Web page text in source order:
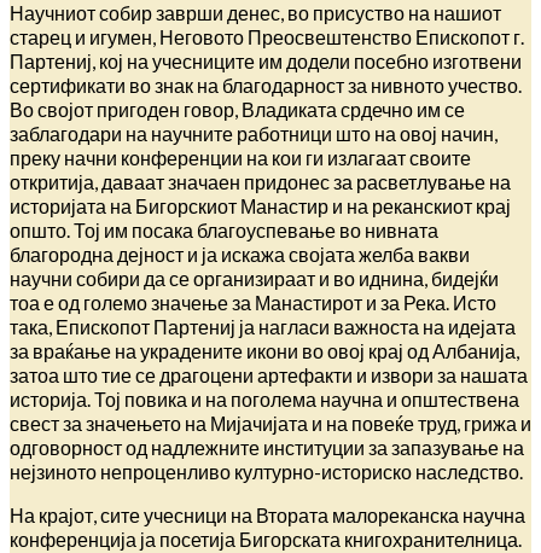
Научниот собир заврши денес, во присуство на нашиот
старец и игумен, Неговото Преосвештенство Епископот г.
Партениј, кој на учесниците им додели посебно изготвени
сертификати во знак на благодарност за нивното учество.
Во својот пригоден говор, Владиката срдечно им се
заблагодари на научните работници што на овој начин,
преку начни конференции на кои ги излагаат своите
откритија, даваат значаен придонес за расветлување на
историјата на Бигорскиот Манастир и на реканскиот крај
општо. Тој им посака благоуспевање во нивната
благородна дејност и ја искажа својата желба вакви
научни собири да се организираат и во иднина, бидејќи
тоа е од големо значење за Манастирот и за Река. Исто
така, Епископот Партениј ја нагласи важноста на идејата
за враќање на украдените икони во овој крај од Албанија,
затоа што тие се драгоцени артефакти и извори за нашата
историја. Тој повика и на поголема научна и општествена
свест за значењето на Мијачијата и на повеќе труд, грижа и
одговорност од надлежните институции за запазување на
нејзиното непроценливо културно-историско наследство.
На крајот, сите учесници на Втората малореканска научна
конференција ја посетија Бигорската книгохранителница.